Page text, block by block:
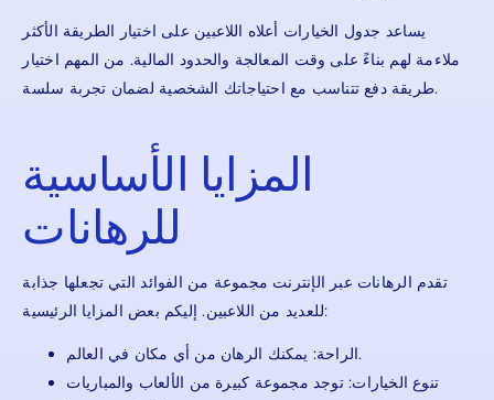
يساعد جدول الخيارات أعلاه اللاعبين على اختيار الطريقة الأكثر
ملاءمة لهم بناءً على وقت المعالجة والحدود المالية. من المهم اختيار
طريقة دفع تتناسب مع احتياجاتك الشخصية لضمان تجربة سلسة.
المزايا الأساسية
للرهانات
تقدم الرهانات عبر الإنترنت مجموعة من الفوائد التي تجعلها جذابة
للعديد من اللاعبين. إليكم بعض المزايا الرئيسية:
الراحة: يمكنك الرهان من أي مكان في العالم.
تنوع الخيارات: توجد مجموعة كبيرة من الألعاب والمباريات